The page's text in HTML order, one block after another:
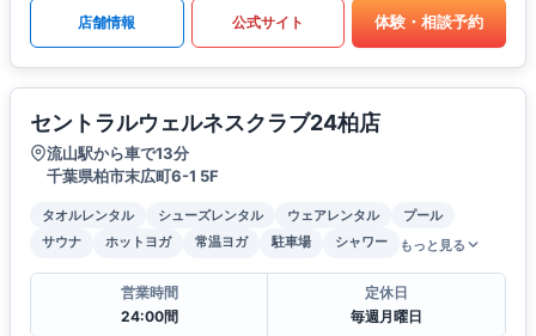
店舗情報 公式サイト 体験・相談予約
セントラルウェルネスクラブ24柏店
流山駅から車で13分
千葉県柏市末広町6-1 5F
タオルレンタル シューズレンタル ウェアレンタル
プール
サウナ
ホットヨガ 常温ヨガ 駐車場 シャワー もっと見る
営業時間
24:00間
定休日
毎週月曜日